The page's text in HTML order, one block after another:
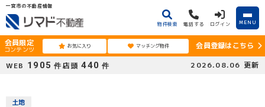
一宮市の不動産情報
物件検索 電話する ログイン MENU
会員限定
コンテンツ お気に入り マッチング物件
会員登録はこちら
WEB 1905 件 店頭 440 件 2026.08.06 更新
土地